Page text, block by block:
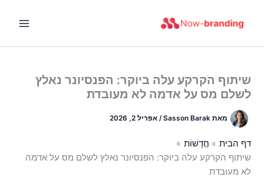
שיתוף הקרקע עלה ביוקר: הפנסיונר נאלץ
לשלם מס על אדמה לא מעובדת
מאתSasson Barak
/אפריל 2, 2026
דף הבית
חֲדָשׁוֹת
שיתוף הקרקע עלה ביוקר: הפנסיונר נאלץ לשלם מס על אדמה
לא מעובדת